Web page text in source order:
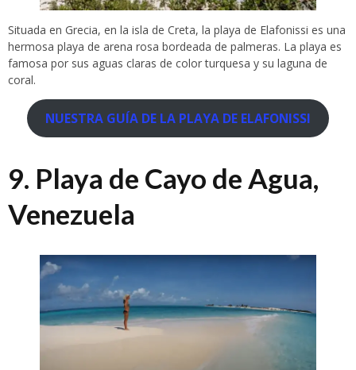
Situada en Grecia, en la isla de Creta, la playa de Elafonissi es una
hermosa playa de arena rosa bordeada de palmeras. La playa es
famosa por sus aguas claras de color turquesa y su laguna de
coral.
NUESTRA GUÍA DE LA PLAYA DE ELAFONISSI
9. Playa de Cayo de Agua,
Venezuela